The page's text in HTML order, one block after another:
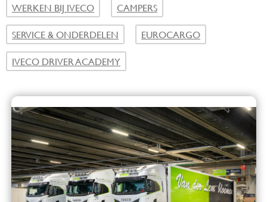
WERKEN BIJ IVECO
CAMPERS
SERVICE & ONDERDELEN
EUROCARGO
IVECO DRIVER ACADEMY